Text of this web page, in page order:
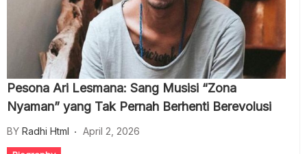
Pesona Ari Lesmana: Sang Musisi “Zona
Nyaman” yang Tak Pernah Berhenti Berevolusi
BY Radhi Html April 2, 2026